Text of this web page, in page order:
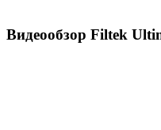
Видеообзор Filtek